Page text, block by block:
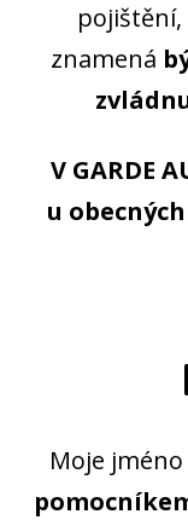
pojištění,
znamená
V GARDE
u
Moje